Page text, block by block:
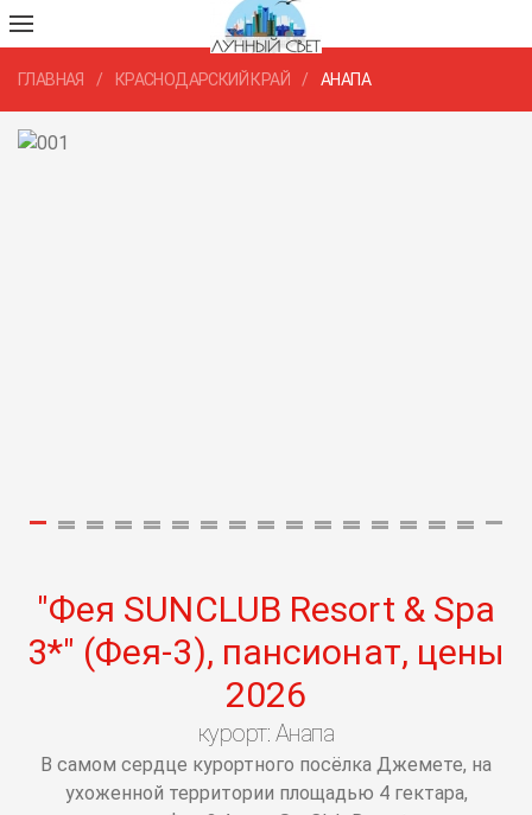
ГЛАВНАЯ КРАСНОДАРСКИЙ КРАЙ АНАПА
001 002 003 004 005 006 007 008 009 010 011 012 013 014 015
"Фея SUNCLUB Resort & Spa
3*" (Фея-3), пансионат, цены
2026
курорт: Анапа
В самом сердце курортного посёлка Джемете, на
ухоженной территории площадью 4 гектара,